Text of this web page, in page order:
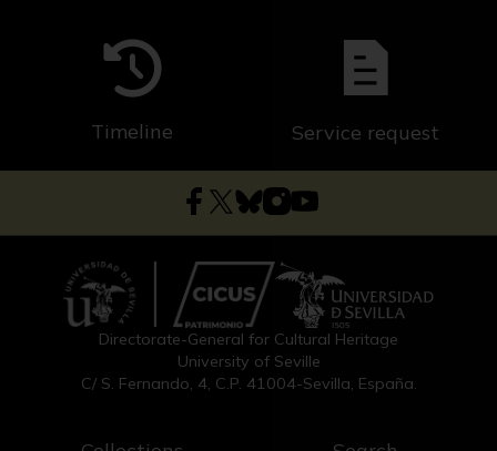
Timeline Service request
Directorate-General for Cultural Heritage
University of Seville
C/ S. Fernando, 4, C.P. 41004-Sevilla, España.